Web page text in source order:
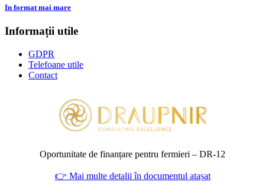
In format mai mare
Informații utile
GDPR
Telefoane utile
Contact
Oportunitate de finanțare pentru fermieri – DR‑12
👉 Mai multe detalii în documentul atașat